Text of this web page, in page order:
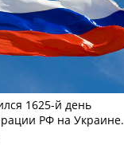
1625-й день
РФ на Украине.